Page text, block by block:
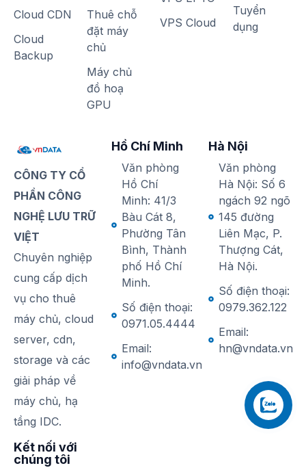
Cloud CDN
Cloud
Backup
Thuê chỗ
đặt máy
chủ
Máy chủ
đồ hoạ
GPU
VPS Cloud
Tuyển
dụng
CÔNG TY CỔ
PHẦN CÔNG
NGHỆ LƯU TRỮ
VIỆT
Chuyên nghiệp
cung cấp dịch
vụ cho thuê
máy chủ, cloud
server, cdn,
storage và các
giải pháp về
máy chủ, hạ
tầng IDC.
Kết nối với
chúng tôi
Hồ Chí Minh
Văn phòng
Hồ Chí
Minh: 41/3
Bàu Cát 8,
Phường Tân
Bình, Thành
phố Hồ Chí
Minh.
Số điện thoại:
0971.05.4444
Email:
info@vndata.vn
Hà Nội
Văn phòng
Hà Nội: Số 6
ngách 92 ngõ
145 đường
Liên Mạc, P.
Thượng Cát,
Hà Nội.
Số điện thoại:
0979.362.122
Email:
hn@vndata.vn